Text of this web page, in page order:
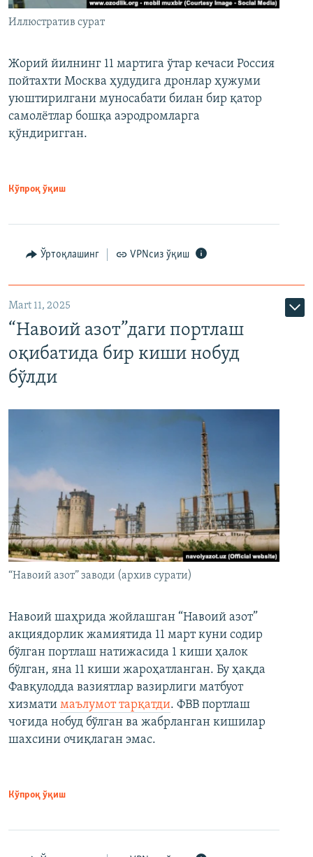
Иллюстратив сурат
Жорий йилнинг 11 мартига ўтар кечаси Россия
пойтахти Москва ҳудудига дронлар ҳужуми
уюштирилгани муносабати билан бир қатор
самолётлар бошқа аэродромларга
қўндиригган.
Кўпроқ ўқиш
Ўртоқлашинг VPNсиз ўқиш
Mart 11, 2025
“Навоий азот”даги портлаш
оқибатида бир киши нобуд
бўлди
“Навоий азот” заводи (архив сурати)
Навоий шаҳрида жойлашган “Навоий азот”
акциядорлик жамиятида 11 март куни содир
бўлган портлаш натижасида 1 киши ҳалок
бўлган, яна 11 киши жароҳатланган. Бу ҳақда
Фавқулодда вазиятлар вазирлиги матбуот
хизмати маълумот тарқатди. ФВВ портлаш
чоғида нобуд бўлган ва жабрланган кишилар
шахсини очиқлаган эмас.
Кўпроқ ўқиш